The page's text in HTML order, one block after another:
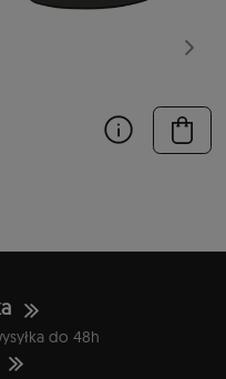
do 48h